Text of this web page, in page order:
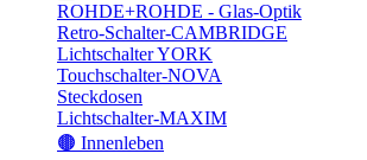
ROHDE+ROHDE - Glas-Optik
Retro-Schalter-CAMBRIDGE
Lichtschalter YORK
Touchschalter-NOVA
Steckdosen
Lichtschalter-MAXIM
🟤 Innenleben